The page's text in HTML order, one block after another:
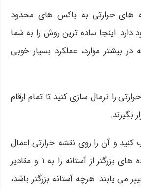
های حرارتی به باکس های محدود
دارد. اینجا ساده ترین روش را به شما
بیشتر موارد، عملکرد بسیار خوبی
را نرمال سازی کنید تا تمام ارقام
کنید و آن را روی نقشه حرارتی اعمال
کنید. سپس تمام داده های بزرگتر از آستانه را به ۱ و مقادیر
از آن به ۰ تغییر می یابند. هرچه آستانه بزرگتر باشد،